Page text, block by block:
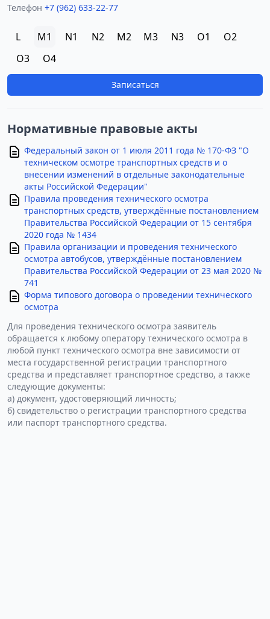
Телефон +7 (962) 633-22-77
L M1 N1 N2 M2 M3 N3 O1
O2
O3
O4
Записаться
Нормативные правовые акты
Федеральный закон от 1 июля 2011 года № 170-ФЗ "О
техническом осмотре транспортных средств и о
внесении изменений в отдельные законодательные
акты Российской Федерации"
Правила проведения технического осмотра
транспортных средств, утверждённые постановлением
Правительства Российской Федерации от 15 сентября
2020 года № 1434
Правила организации и проведения технического
осмотра автобусов, утверждённые постановлением
Правительства Российской Федерации от 23 мая 2020 №
741
Форма типового договора о проведении технического
осмотра
Для проведения технического осмотра заявитель
обращается к любому оператору технического осмотра в
любой пункт технического осмотра вне зависимости от
места государственной регистрации транспортного
средства и представляет транспортное средство, а также
следующие документы:
а) документ, удостоверяющий личность;
б) свидетельство о регистрации транспортного средства
или паспорт транспортного средства.